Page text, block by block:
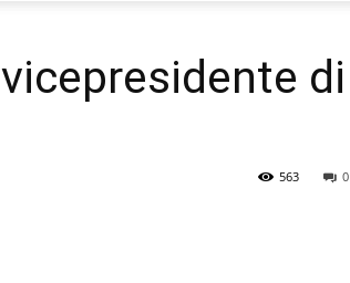
di
0
563